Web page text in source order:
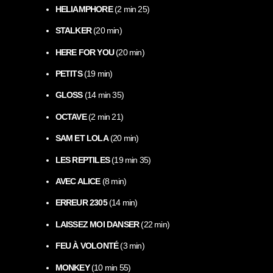
HELIAMPHORE(2 min 25)
STALKER(20 min)
HERE FOR YOU(20 min)
PETITS(19 min)
GLOSS(14 min 35)
OCTAVE(2 min 21)
SAM ET LOLA(20 min)
LES REPTILES(19 min 35)
AVEC ALICE(8 min)
ERREUR 2305(14 min)
LAISSEZ MOI DANSER(22 min)
FEU À VOLONTÉ(3 min)
MONKEY(10 min 55)